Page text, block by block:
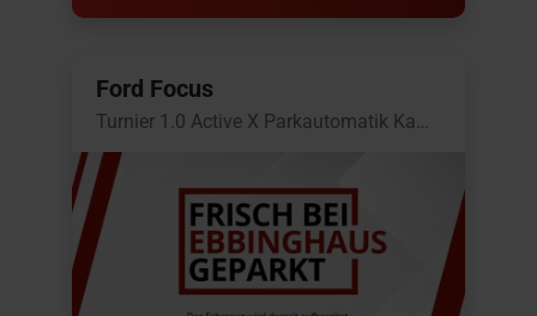
Ford Focus
Turnier 1.0 Active X Parkautomatik Kamera